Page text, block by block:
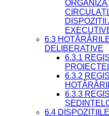
DISPOZIȚII
6.3
DELIBERATIVE
6.3.1
6.3.2
6.3.3
6.4